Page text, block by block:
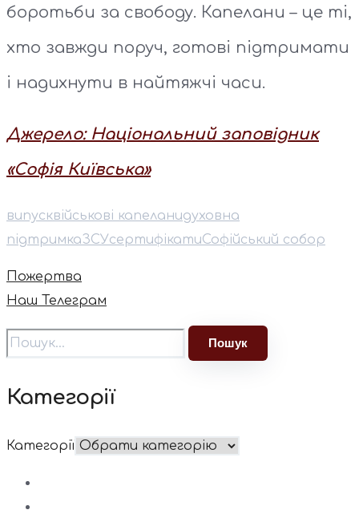
боротьби за свободу. Капелани – це ті,
хто завжди поруч, готові підтримати
і надихнути в найтяжчі часи.
Джерело: Національний заповідник
«Софія Київська»
випусквійськові капеланидуховна
підтримкаЗСУсертифікатиСофійський собор
Пожертва
Наш Телеграм
Категорії
Категорії